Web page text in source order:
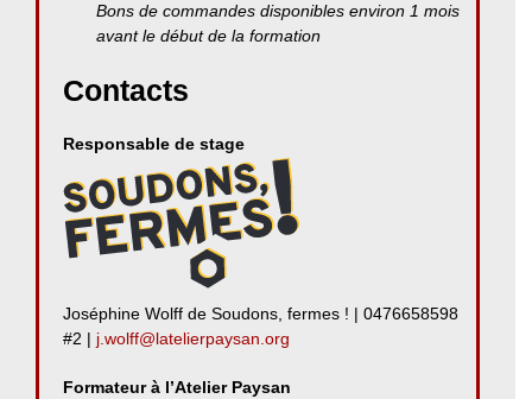
Bons de commandes disponibles environ 1 mois
avant le début de la formation
Contacts
Responsable de stage
Joséphine Wolff de Soudons, fermes ! | 0476658598
#2 | j.wolff@latelierpaysan.org
Formateur à l’Atelier Paysan